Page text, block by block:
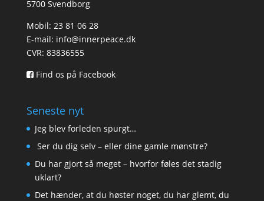
5700 Svendborg
Mobil: 23 81 06 28
E-mail: info@innerpeace.dk
CVR: 83836555
Find os på Facebook
Seneste nyt
Jeg blev forleden spurgt…
Ser du dig selv – eller dine gamle mønstre?
Du har gjort så meget – hvorfor føles det stadig
uklart?
Det hænder, at du høster noget, du har glemt, du